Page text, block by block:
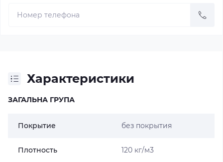
Характеристики
ЗАГАЛЬНА ГРУПА
Покрытие без покрытия
Плотность 120 кг/м3